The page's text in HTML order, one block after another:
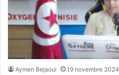
Aymen Bejaoui 19 novembre 2024